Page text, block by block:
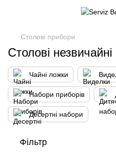
Столові прибори
Столові
Чайні ложки
Набори приборів
Десертні набори
Фільтр